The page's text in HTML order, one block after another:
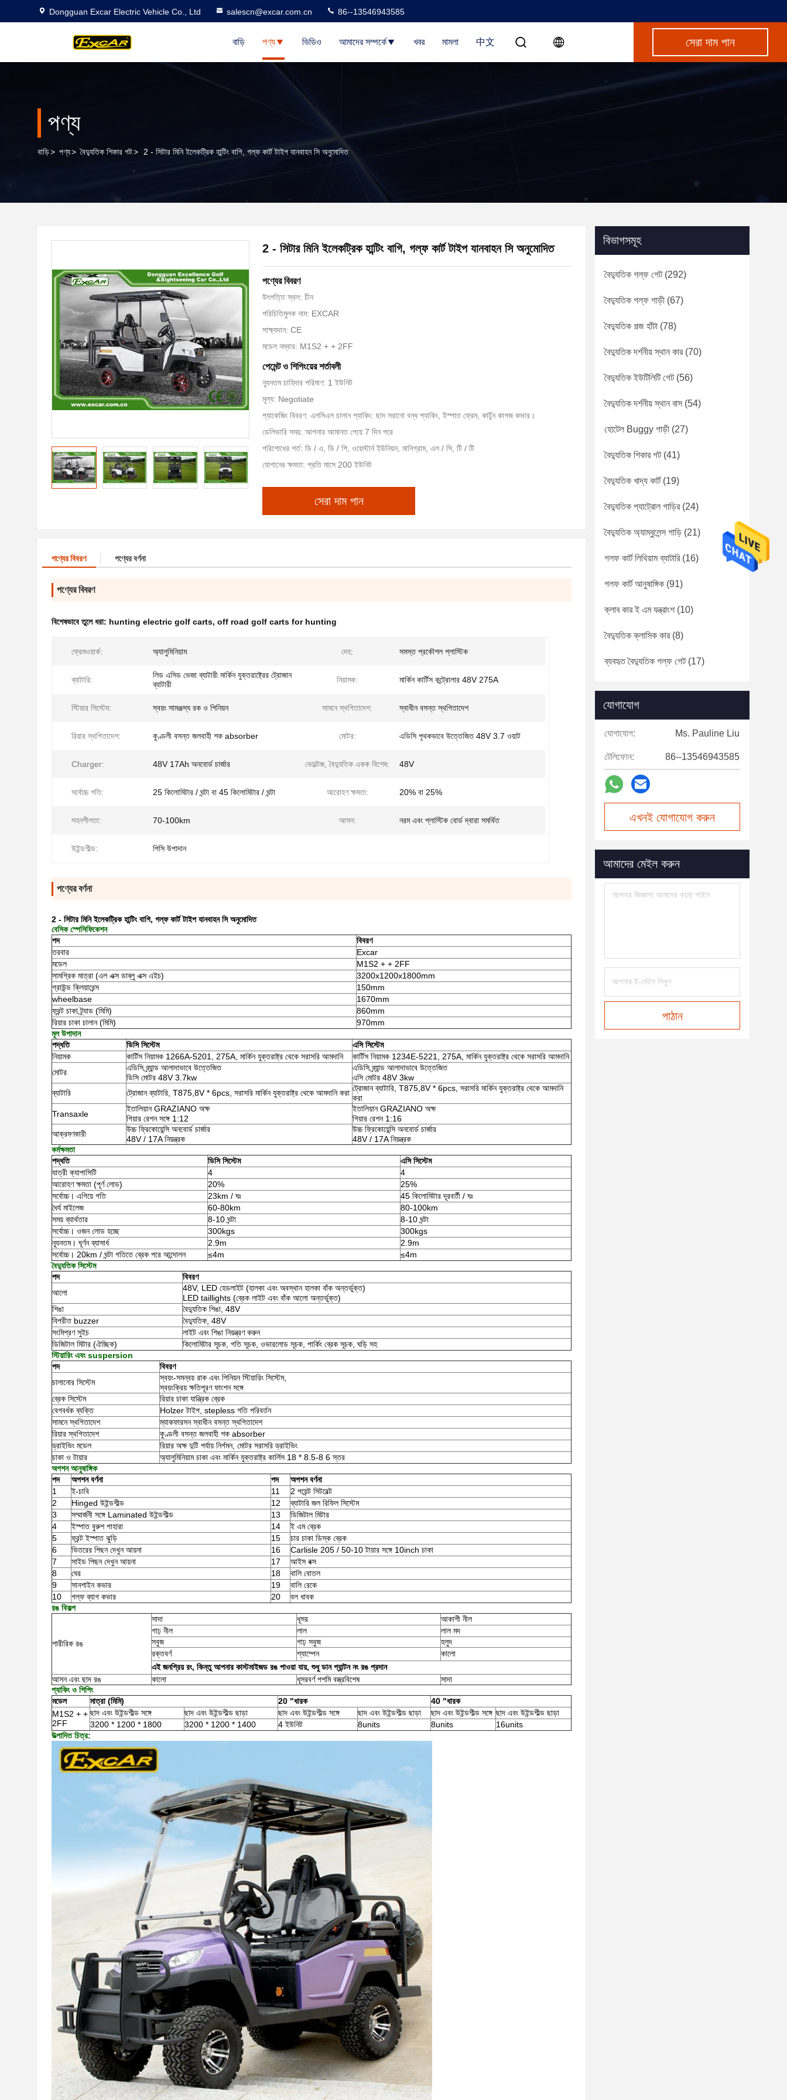
Dongguan Excar Electric Vehicle Co., Ltd salescn@excar.com.cn 86--13546943585
বাড়ি পণ্য ভিডিও আমাদের সম্পর্কে খবর মামলা 中文 সেরা দাম পান
পণ্য
বাড়ি> পণ্য> বৈদ্যুতিক শিকার গট> 2 - সিটার মিনি ইলেকট্রিক হান্টিং বাগি, গল্ফ কার্ট টাইপ যানবাহন সি অনুমোদিত
2 - সিটার মিনি ইলেকট্রিক হান্টিং বাগি, গল্ফ কার্ট টাইপ যানবাহন সি অনুমোদিত
পণ্যের বিবরণ
উৎপত্তি স্থল: চীন
পরিচিতিমুলক নাম: EXCAR
সাক্ষ্যদান: CE
মডেল নম্বার: M1S2 + + 2FF
পেমেন্ট ও শিপিংয়ের শর্তাবলী
ন্যূনতম চাহিদার পরিমাণ: 1 ইউনিট
মূল্য: Negotiate
প্যাকেজিং বিবরণ: এলসিএল চালান প্যাকিং: ছাদ সরানো বন্ধ প্যাকিং, ইস্পাত ফ্রেম, কার্টুন কাগজ কভার।
ডেলিভারি সময়: আপনার আমানত পেয়ে 7 দিন পরে
পরিশোধের শর্ত: ডি / এ, ডি / পি, ওয়েস্টার্ন ইউনিয়ন, মানিগ্রাম, এল / সি, টি / টি
যোগানের ক্ষমতা: প্রতি মাসে 200 ইউনিট
সেরা দাম পান
পণ্যের বিবরণ পণ্যের বর্ণনা
পণ্যের বিবরণ
বিশেষভাবে তুলে ধরা: hunting electric golf carts, off road golf carts for hunting
ফ্রেমওয়ার্ক: অ্যালুমিনিয়াম দেহ: সমস্ত প্রকৌশল প্লাস্টিক
ব্যাটারি:
লিড এসিড ভেজা ব্যাটারী মার্কিন যুক্তরাষ্ট্রের ট্রোজান
ব্যাটারী
নিয়ামক: মার্কিন কার্টিস কন্ট্রোলার 48V 275A
স্টিয়ার সিস্টেম: স্বয়ং সামঞ্জস্য রক ও পিনিয়ন সামনে স্থগিতাদেশ: স্বাধীন বসন্ত স্থগিতাদেশ
রিয়ার স্থগিতাদেশ: কুণ্ডলী বসন্ত জলবাহী শক absorber মোটর: এডিসি পৃথকভাবে উত্তেজিত 48V 3.7 ওয়াট
Charger: 48V 17Ah অনবোর্ড চার্জার ভোল্টেজ, বৈদ্যুতিক একক বিশেষ: 48V
সর্বোচ্চ গতি: 25 কিলোমিটার / ঘন্টা বা 45 কিলোমিটার / ঘন্টা আরোহণ ক্ষমতা: 20% বা 25%
সহনশীলতা: 70-100km আসন: নরম এবং প্লাস্টিক বোর্ড দ্বারা সমর্থিত
উইন্ডশীল্ড: পিসি উপাদান
পণ্যের বর্ণনা
2 - সিটার মিনি ইলেকট্রিক হান্টিং বাগি, গল্ফ কার্ট টাইপ যানবাহন সি অনুমোদিত
বেসিক স্পেসিফিকেশন
পদ
বিবরণ
তরবার
Excar
মডেল
M1S2 + + 2FF
সামগ্রিক মাত্রা (এল এক্স ডাব্লু এক্স এইচ)
3200x1200x1800mm
গ্রাউন্ড ক্লিয়ারেন্স
150mm
wheelbase
1670mm
ফ্রন্ট চাকা ট্র্যাড (মিমি)
860mm
রিয়ার চাকা চালান (মিমি)
970mm
মূল উপাদান
পদ্ধতি
ডিসি সিস্টেম
এসি সিস্টেম
নিয়ামক
কার্টিস নিয়ামক 1266A-5201, 275A, মার্কিন যুক্তরাষ্ট্র থেকে সরাসরি আমদানি
কার্টিস নিয়ামক 1234E-5221, 275A, মার্কিন যুক্তরাষ্ট্র থেকে সরাসরি আমদানি
মোটর
এডিসি ব্র্যান্ড আলাদাভাবে উত্তেজিত
ডিসি মোটর 48V 3.7kw
এডিসি ব্র্যান্ড আলাদাভাবে উত্তেজিত
এসি মোটর 48V 3kw
ব্যাটারি
ট্রোজান ব্যাটারি, T875,8V * 6pcs, সরাসরি মার্কিন যুক্তরাষ্ট্র থেকে আমদানি করা ট্রোজান ব্যাটারি, T875,8V * 6pcs, সরাসরি মার্কিন যুক্তরাষ্ট্র থেকে আমদানি
করা
Transaxle
ইতালিয়ান GRAZIANO অক্ষ
গিয়ার রেশন সঙ্গে 1:12
ইতালিয়ান GRAZIANO অক্ষ
গিয়ার রেশন 1:16
আক্রমণকারী
উচ্চ ফ্রিকোয়েন্সি অনবোর্ড চার্জার
48V / 17A নিয়ন্ত্রক
উচ্চ ফ্রিকোয়েন্সি অনবোর্ড চার্জার
48V / 17A নিয়ন্ত্রক
কর্মক্ষমতা
পদ্ধতি
ডিসি সিস্টেম
এসি সিস্টেম
যাত্রী ক্যাপাসিটি
4
4
আরোহণ ক্ষমতা (পূর্ণ লোড)
20%
25%
সর্বোচ্চ। এগিয়ে গতি 23km / ঘঃ
45 কিলোমিটার দূরবর্তী / ঘঃ
ধৈর্য মাইলেজ
60-80km
80-100km
সময় ব্যার্থতার
8-10 ঘন্টা
8-10 ঘন্টা
সর্বোচ্চ। ওজন লোড হচ্ছে 300kgs
300kgs
ন্যূনতম। ঘূর্ণন ব্যাসার্ধ 2.9m
2.9m
সর্বোচ্চ। 20km / ঘন্টা গতিতে ব্রেক পরে আন্দোলন ≤4m
≤4m
বৈদ্যুতিক সিস্টেম
পদ
বিবরণ
আলো
48V, LED হেডলাইট (হালকা এবং অবস্থান হালকা বাঁক অন্তর্ভুক্ত)
LED taillights (ব্রেক লাইট এবং বাঁক আলো অন্তর্ভুক্ত)
শিঙা
বৈদ্যুতিক শিঙা, 48V
বিপরীত buzzer
বৈদ্যুতিক, 48V
সংমিশ্রণ সুইচ
লাইট এবং শিঙা নিয়ন্ত্রণ করুন
ডিজিটাল মিটার (ঐচ্ছিক)
কিলোমিটার সূচক, গতি সূচক, ওভারলোড সূচক, পার্কিং ব্রেক সূচক, ঘড়ি সহ
স্টিয়ারিং এবং suspersion
পদ
বিবরণ
চালানোর সিস্টেম
স্বয়ং-সমন্বয় রাক এবং পিনিয়ন স্টিয়ারিং সিস্টেম,
স্বয়ংক্রিয় ক্ষতিপূরণ ফাংশন সঙ্গে
ব্রেক সিস্টেম
রিয়ার চাকা যান্ত্রিক ব্রেক
বেগবর্ধক ব্যক্তি
Holzer টাইপ, stepless গতি পরিবর্তন
সামনে স্থগিতাদেশ
ম্যাকফারসন স্বাধীন বসন্ত স্থগিতাদেশ
রিয়ার স্থগিতাদেশ
কুণ্ডলী বসন্ত জলবাহী শক absorber
ড্রাইভিং মডেল
রিয়ার অক্ষ দুটি পর্যায় নির্গমন, মোটর সরাসরি ড্রাইভিং
চাকা ও টায়ার
অ্যালুমিনিয়াম চাকা এবং মার্কিন যুক্তরাষ্ট্র কার্লিস 18 * 8.5-8 6 স্তর
অপশন আনুষাঙ্গিক
পদ
অপশন বর্ণনা পদ
অপশন বর্ণনা
1
ই-চাবি 11
2 পয়েন্ট সিটবেল্ট
2
Hinged উইন্ডশীল্ড 12
ব্যাটারি জল রিফিল সিস্টেম
3
সম্মার্জনী সঙ্গে Laminated উইন্ডশীল্ড 13
ডিজিটাল মিটার
4
ইস্পাত বুরুশ পাহারা 14
ই এম ব্রেক
5
ফ্রন্ট ইস্পাত ঝুড়ি 15
চার চাকা ডিস্ক ব্রেক
6
ভিতরের পিছন দেখুন আয়না 16
Carlisle 205 / 50-10 টায়ার সঙ্গে 10inch চাকা
7
সাইড পিছন দেখুন আয়না 17
আইস বক্স
8
ঘের 18
বালি বোতল
9
সানশাইন কভার 19
বালি রেকে
10
গল্ফ ব্যাগ কভার 20
বল ধাবক
রঙ বিকল্প
শারীরিক রঙ
সাদা ধূসর
আকাশী নীল
গাঢ় নীল
লাল
লাল মদ
সবুজ
গাঢ় সবুজ
হলুদ
রক্তবর্ণ
শ্যাম্পেন
কালো
এই জনপ্রিয় রং, কিন্তু আপনার কাস্টমাইজড রঙ পাওয়া যায়, শুধু ডান প্যান্টন নং রঙ প্রদান
আসন এবং ছাদ রঙ
কালো ধূসরবর্ণ পশমি বস্ত্রবিশেষ
সাদা
প্যাকিং ও শিপিং
মডেল
মাত্রা (মিমি) 20 "ধারক
40 "ধারক
M1S2 + +
2FF
ছাদ এবং উইন্ডশীল্ড সঙ্গে ছাদ এবং উইন্ডশীল্ড ছাড়া ছাদ এবং উইন্ডশীল্ড সঙ্গে ছাদ এবং উইন্ডশীল্ড ছাড়া ছাদ এবং উইন্ডশীল্ড সঙ্গে ছাদ এবং উইন্ডশীল্ড ছাড়া
3200 * 1200 * 1800
3200 * 1200 * 1400 4 ইউনিট 8units 8units
16units
উত্পাদিত চিত্র:
বিভাগসমূহ
বৈদ্যুতিক গল্ফ গেট(292)
বৈদ্যুতিক গল্ফ গাড়ী (67)
বৈদ্যুতিক গল্জ হাঁটা (78)
বৈদ্যুতিক দর্শনীয় স্থান কার(70)
বৈদ্যুতিক ইউটিলিটি গেট(56)
বৈদ্যুতিক দর্শনীয় স্থান বাস (54)
হোটেল Buggy গাড়ী (27)
বৈদ্যুতিক শিকার গট(41)
বৈদ্যুতিক খাদ্য কার্ট(19)
বৈদ্যুতিক প্যাট্রোল গাড়ির(24)
বৈদ্যুতিক অ্যাম্বুলেন্স গাড়ি (21)
গলফ কার্ট লিথিয়াম ব্যাটারি(16)
গলফ কার্ট আনুষাঙ্গিক (91)
ক্লাব কার ই এম যন্ত্রাংশ(10)
বৈদ্যুতিক ক্লাসিক কার(8)
ব্যবহৃত বৈদ্যুতিক গল্ফ গেট(17)
যোগাযোগ
যোগাযোগ: Ms. Pauline Liu
টেলিফোন: 86--13546943585
এখনই যোগাযোগ করুন
আমাদের মেইল করুন
পাঠান